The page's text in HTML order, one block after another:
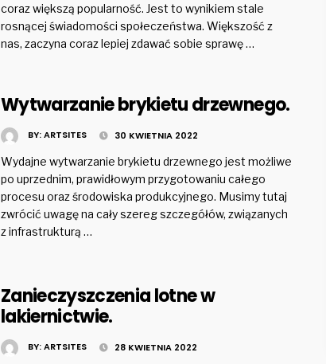
coraz większą popularność. Jest to wynikiem stale
rosnącej świadomości społeczeństwa. Większość z
nas, zaczyna coraz lepiej zdawać sobie sprawę …
Wytwarzanie brykietu drzewnego.
BY:ARTSITES 30 KWIETNIA 2022
Wydajne wytwarzanie brykietu drzewnego jest możliwe
po uprzednim, prawidłowym przygotowaniu całego
procesu oraz środowiska produkcyjnego. Musimy tutaj
zwrócić uwagę na cały szereg szczegółów, związanych
z infrastrukturą …
Zanieczyszczenia lotne w
lakiernictwie.
BY:ARTSITES 28 KWIETNIA 2022